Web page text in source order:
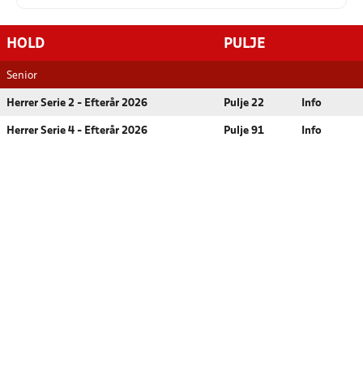
HOLD PULJE
Senior
Herrer Serie 2 - Efterår 2026 Pulje 22 Info
Herrer Serie 4 - Efterår 2026 Pulje 91 Info